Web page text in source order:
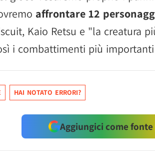
affrontare 12
Kaio Retsu e "la creatura
i combattimenti più
HAI NOTATO ERRORI?
Aggiungici come